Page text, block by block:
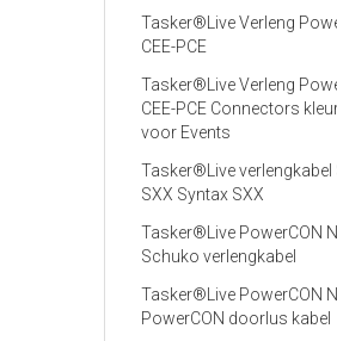
Tasker®Live Verleng
CEE-PCE
Tasker®Live Verleng
CEE-PCE Connectors
voor Events
Tasker®Live verlengkabel
SXX Syntax SXX
Tasker®Live PowerCON
Schuko verlengkabel
Tasker®Live PowerCON
PowerCON doorlus kabel